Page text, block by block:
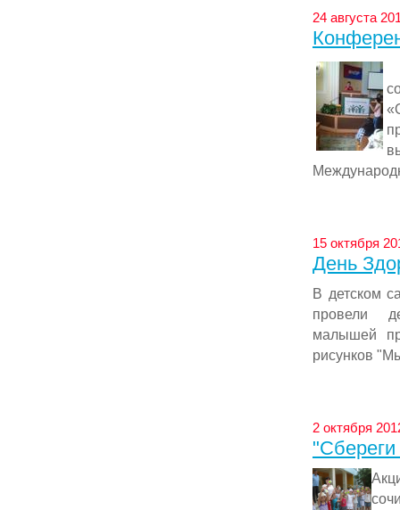
24 августа
15 октября
День
В детском
провели
малышей
рисунков
2 октября